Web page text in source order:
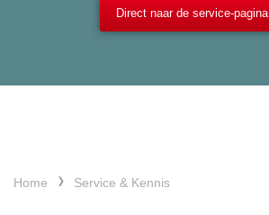
Direct naar de service-pagina
Home Service & Kennis